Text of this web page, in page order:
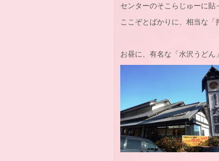
センターのそこらじゅーに貼
ここぞとばかりに、相当な
お昼に、有名な「水沢うどん